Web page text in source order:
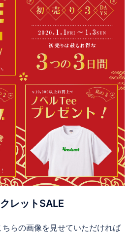
レットSALE
ちらの画像を見せていただければ